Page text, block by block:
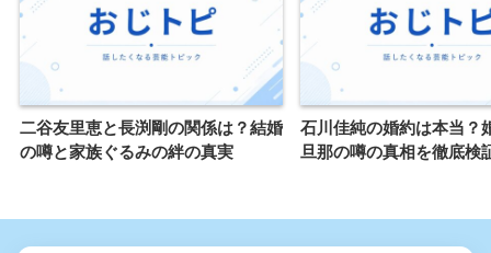
二谷友里恵と長渕剛の関係は？結婚
の噂と家族ぐるみの絆の真実
石川佳純の婚約は本当？
旦那の噂の真相を徹底検